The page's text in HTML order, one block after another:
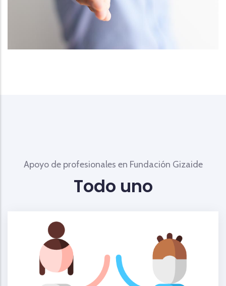
Apoyo de profesionales en Fundación Gizaide
Todo uno